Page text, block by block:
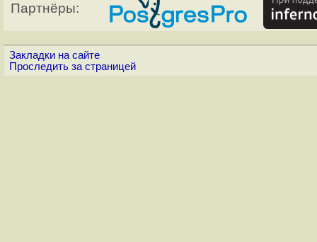
Партнёры:
Закладки на сайте
Проследить за страницей